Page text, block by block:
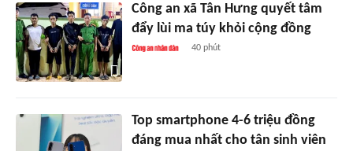
Công an xã Tân Hưng quyết tâm
đẩy lùi ma túy khỏi cộng đồng
40 phút
Top smartphone 4-6 triệu đồng
đáng mua nhất cho tân sinh viên